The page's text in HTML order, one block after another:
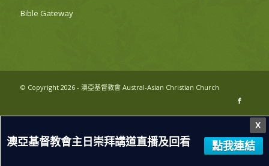
Bible Gateway
© Copyright 2026 - 澳亞基督教會 Austral-Asian Christian Church
X
澳亞基督教會主日崇拜講道直播及回看 點我連結